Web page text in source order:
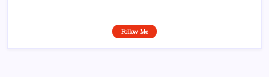
Follow Me